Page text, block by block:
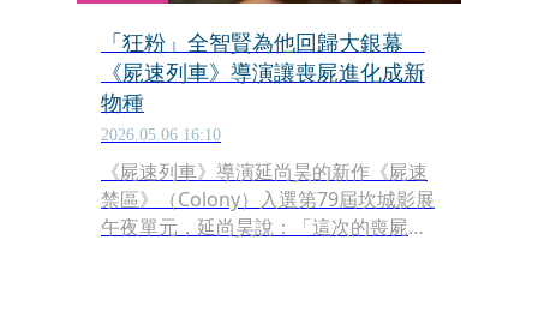
「狂粉」全智賢為他回歸大銀幕
《屍速列車》導演讓喪屍進化成新
物種
2026.05.06 16:10
《屍速列車》導演延尚昊的新作《屍速
禁區》（Colony）入選第79屆坎城影展
午夜單元，延尚昊說：「這次的喪屍和